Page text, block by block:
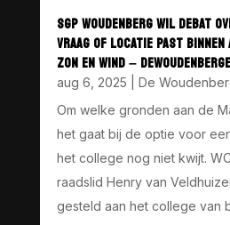
SGP WOUDENBERG WIL DEBAT
VRAAG OF LOCATIE PAST BINNEN
ZON EN WIND –
aug 6, 2025
De
Om welke gronden aan de
het gaat bij de optie voor
het college nog niet kwijt.
raadslid Henry van
gesteld aan het college van